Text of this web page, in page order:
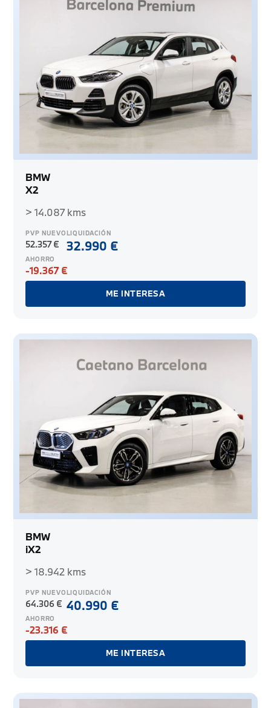
BMW
X2
> 14.087 kms
PVP NUEVO
52.357 €
LIQUIDACIÓN
32.990 €
AHORRO
-19.367 €
ME INTERESA
BMW
iX2
> 18.942 kms
PVP NUEVO
64.306 €
LIQUIDACIÓN
40.990 €
AHORRO
-23.316 €
ME INTERESA